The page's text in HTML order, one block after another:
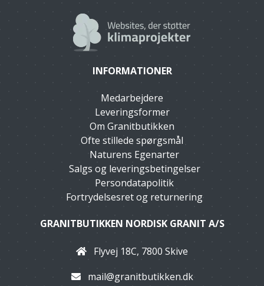
INFORMATIONER
Medarbejdere
Leveringsformer
Om Granitbutikken
Ofte stillede spørgsmål
Naturens Egenarter
Salgs og leveringsbetingelser
Persondatapolitik
Fortrydelsesret og returnering
GRANITBUTIKKEN NORDISK GRANIT A/S
Flyvej 18C, 7800 Skive
mail@granitbutikken.dk